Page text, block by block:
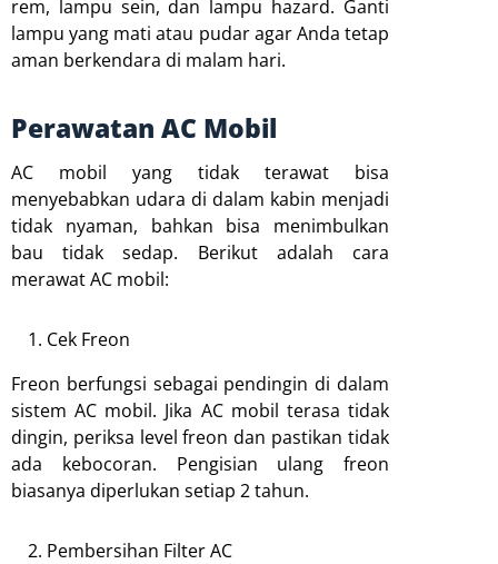
rem, lampu sein, dan lampu hazard. Ganti
lampu yang mati atau pudar agar Anda tetap
aman berkendara di malam hari.
Perawatan AC Mobil
AC mobil yang tidak terawat bisa
menyebabkan udara di dalam kabin menjadi
tidak nyaman, bahkan bisa menimbulkan
bau tidak sedap. Berikut adalah cara
merawat AC mobil:
Cek Freon
Freon berfungsi sebagai pendingin di dalam
sistem AC mobil. Jika AC mobil terasa tidak
dingin, periksa level freon dan pastikan tidak
ada kebocoran. Pengisian ulang freon
biasanya diperlukan setiap 2 tahun.
Pembersihan Filter AC